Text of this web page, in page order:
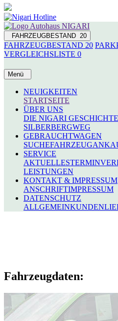
FAHRZEUGBESTAND 20
FAHRZEUGBESTAND 20
VERGLEICHSLISTE 0
Menü
NEUIGKEITEN
STARTSEITE
ÜBER UNS
DIE NIGARI GESCHICHTE
SILBERBERGWEG
GEBRAUCHTWAGEN
SUCHE
SERVICE
AKTUELLES
LEISTUNGEN
KONTAKT & IMPRESSUM
ANSCHRIFTIMPRESSUM
DATENSCHUTZ
ALLGEMEINKUNDEN
Fahrzeugdaten: